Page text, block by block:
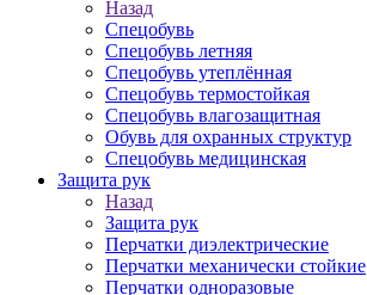
Назад
Спецобувь
Спецобувь летняя
Спецобувь утеплённая
Спецобувь термостойкая
Спецобувь влагозащитная
Обувь для охранных структур
Спецобувь медицинская
Защита рук
Назад
Защита рук
Перчатки диэлектрические
Перчатки механически стойкие
Перчатки одноразовые